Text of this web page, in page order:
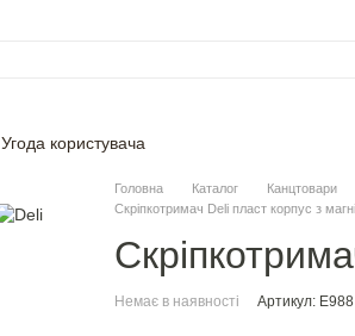
Угода користувача
Головна Каталог Канцтовари
Скріпкотримач Deli пласт корпус з
Немає в наявності Артикул: E988